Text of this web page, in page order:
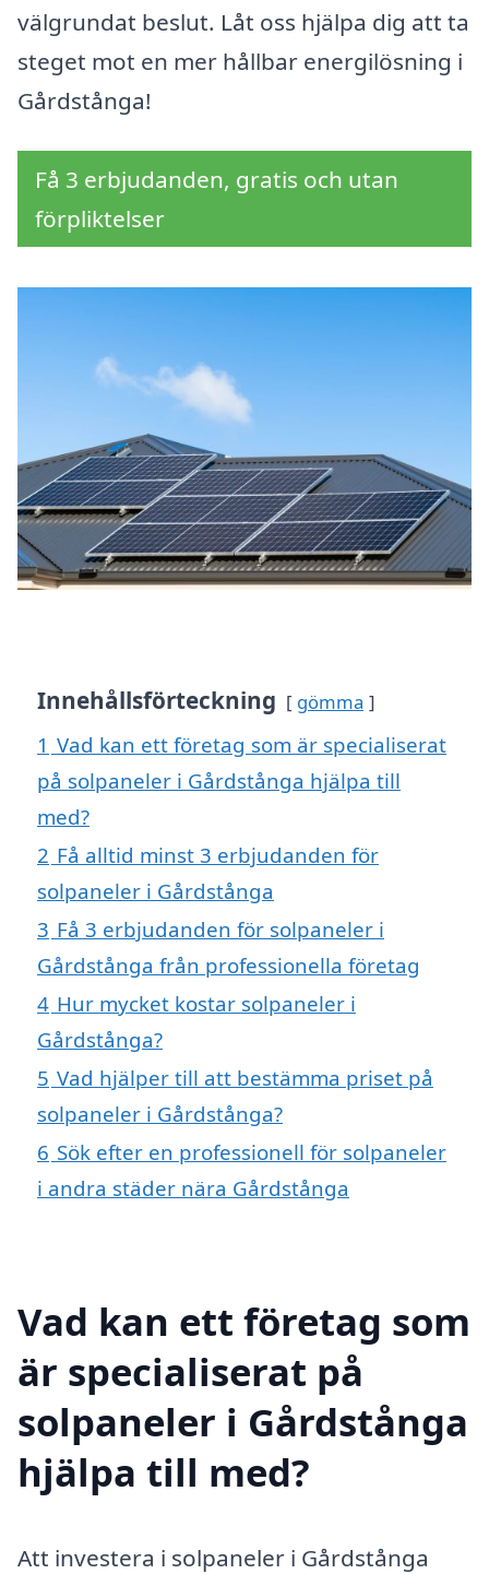
välgrundat beslut. Låt oss hjälpa dig att ta
steget mot en mer hållbar energilösning i
Gårdstånga!
Få 3 erbjudanden, gratis och utan
förpliktelser
Innehållsförteckning gömma
1 Vad kan ett företag som är specialiserat
på solpaneler i Gårdstånga hjälpa till
med?
2 Få alltid minst 3 erbjudanden för
solpaneler i Gårdstånga
3 Få 3 erbjudanden för solpaneler i
Gårdstånga från professionella företag
4 Hur mycket kostar solpaneler i
Gårdstånga?
5 Vad hjälper till att bestämma priset på
solpaneler i Gårdstånga?
6 Sök efter en professionell för solpaneler
i andra städer nära Gårdstånga
Vad kan ett företag som
är specialiserat på
solpaneler i Gårdstånga
hjälpa till med?
Att investera i solpaneler i Gårdstånga